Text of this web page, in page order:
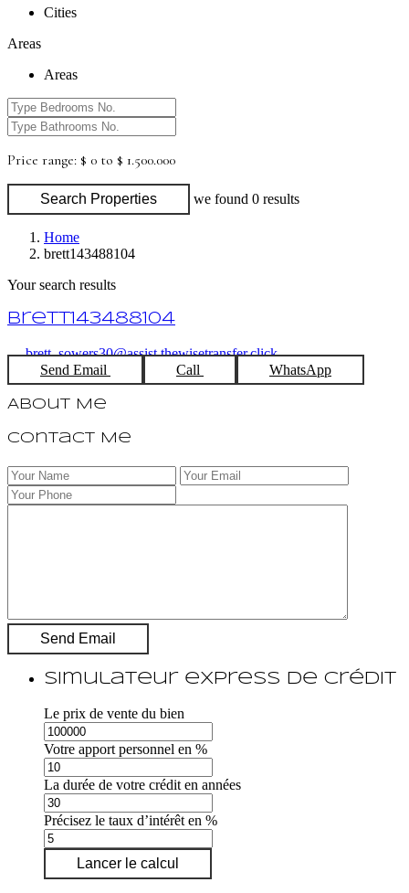
Cities
Areas
Areas
Price range: $ 0 to $ 1.500.000
Search Properties we found 0 results
Home
brett143488104
Your search results
brett143488104
brett_sowers30@assist.thewisetransfer.click
Send Email
Call WhatsApp
About Me
Contact Me
Simulateur express de crédit
Le prix de vente du bien
Votre apport personnel en %
La durée de votre crédit en années
Précisez le taux d’intérêt en %
Lancer le calcul